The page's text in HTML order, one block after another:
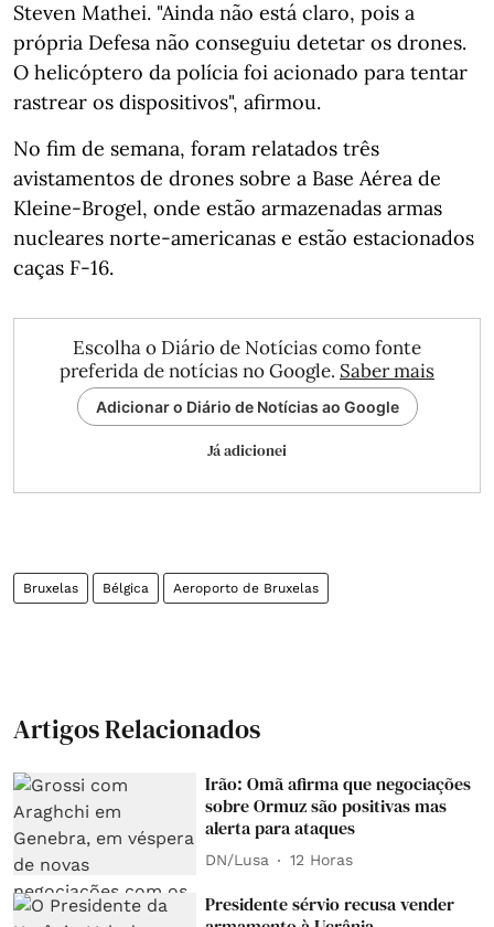
Steven Mathei. "Ainda não está claro, pois a
própria Defesa não conseguiu detetar os drones.
O helicóptero da polícia foi acionado para tentar
rastrear os dispositivos", afirmou.
No fim de semana, foram relatados três
avistamentos de drones sobre a Base Aérea de
Kleine-Brogel, onde estão armazenadas armas
nucleares norte-americanas e estão estacionados
caças F-16.
Escolha o Diário de Notícias como fonte
preferida de notícias no Google. Saber mais
Adicionar o Diário de Notícias ao Google
Já adicionei
Bruxelas Bélgica Aeroporto de Bruxelas
Artigos Relacionados
Irão: Omã afirma que negociações
sobre Ormuz são positivas mas
alerta para ataques
DN/Lusa 12 Horas
Presidente sérvio recusa vender